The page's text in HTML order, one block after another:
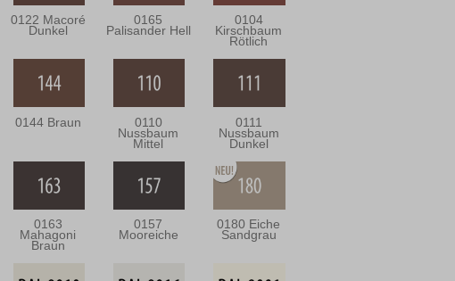
0122 Macoré
Dunkel
0165
Palisander Hell
0104
Kirschbaum
Rötlich
0144 Braun 0110
Nussbaum
Mittel
0111
Nussbaum
Dunkel
0163
Mahagoni
Braun
0157
Mooreiche
0180 Eiche
Sandgrau